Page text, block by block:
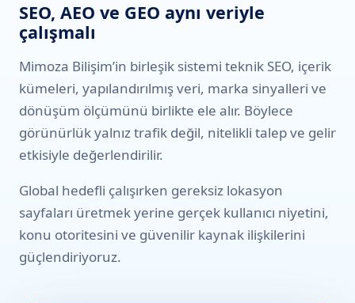
SEO, AEO ve GEO aynı veriyle
çalışmalı
Mimoza Bilişim’in birleşik sistemi teknik SEO, içerik
kümeleri, yapılandırılmış veri, marka sinyalleri ve
dönüşüm ölçümünü birlikte ele alır. Böylece
görünürlük yalnız trafik değil, nitelikli talep ve gelir
etkisiyle değerlendirilir.
Global hedefli çalışırken gereksiz lokasyon
sayfaları üretmek yerine gerçek kullanıcı niyetini,
konu otoritesini ve güvenilir kaynak ilişkilerini
güçlendiriyoruz.